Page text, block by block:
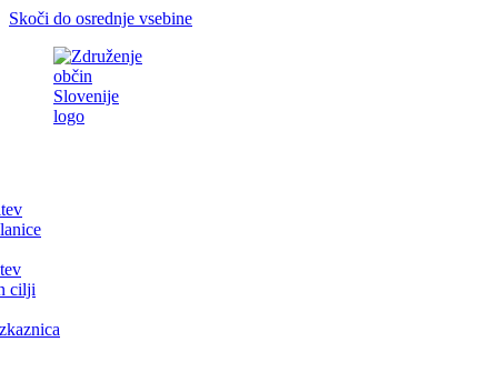
Skoči do osrednje vsebine
cilji